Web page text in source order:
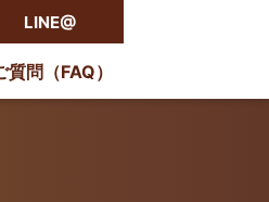
LINE@
問（FAQ）